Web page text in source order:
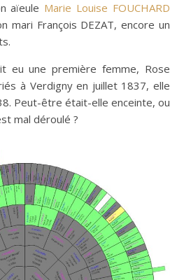
aïeule Marie Louise FOUCHARD
mari François DEZAT, encore un
eu une première femme, Rose
à Verdigny en juillet 1837, elle
Peut-être était-elle enceinte, ou
mal déroulé ?